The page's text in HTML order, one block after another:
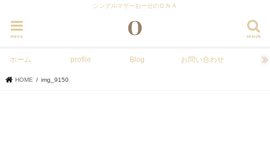
シングルマザーおーせのＤＮＡ
search
menu
ホーム profile Blog お問い合わせ
HOME img_9150